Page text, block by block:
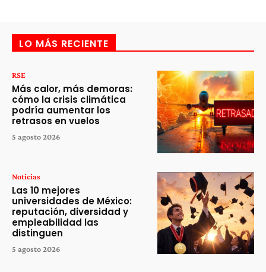
LO MÁS RECIENTE
RSE
Más calor, más demoras:
cómo la crisis climática
podría aumentar los
retrasos en vuelos
5 agosto 2026
Noticias
Las 10 mejores
universidades de México:
reputación, diversidad y
empleabilidad las
distinguen
5 agosto 2026